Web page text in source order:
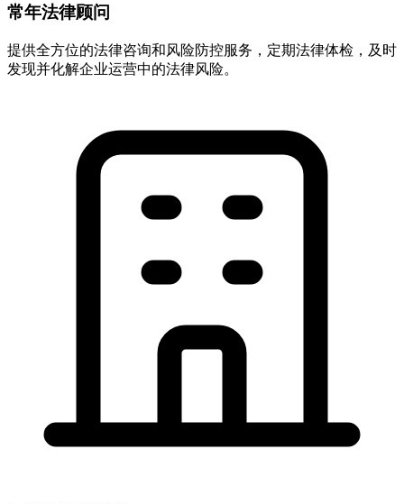
常年法律顾问
提供全方位的法律咨询和风险防控服务，定期法律体检，及时
发现并化解企业运营中的法律风险。